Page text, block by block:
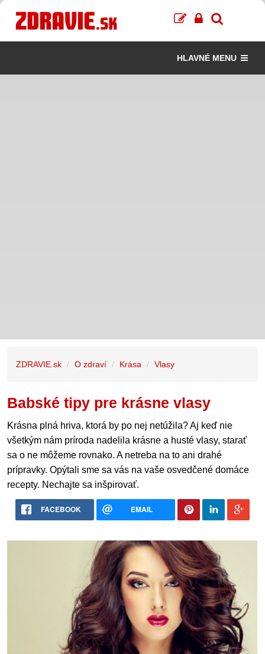
HLAVNÉ MENU
ZDRAVIE.sk O zdraví Krása Vlasy
Babské tipy pre krásne vlasy
Krásna plná hriva, ktorá by po nej netúžila? Aj keď nie
všetkým nám príroda nadelila krásne a husté vlasy, starať
sa o ne môžeme rovnako. A netreba na to ani drahé
prípravky. Opýtali sme sa vás na vaše osvedčené domáce
recepty. Nechajte sa inšpirovať.
FACEBOOK EMAIL